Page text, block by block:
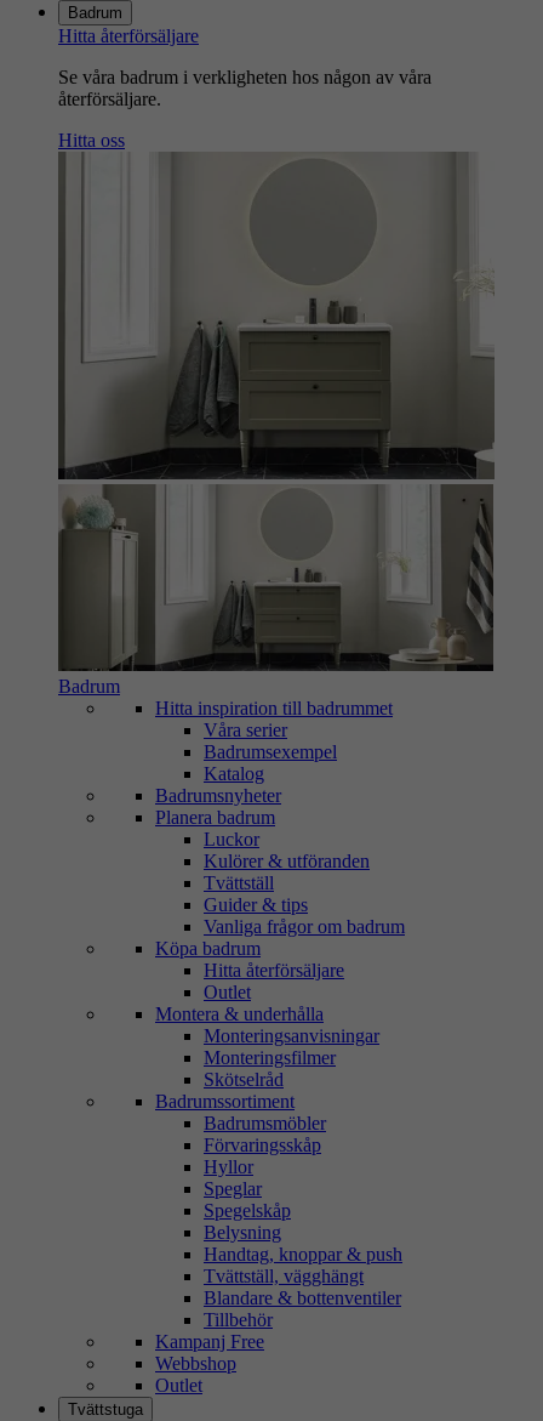
Badrum
Hitta återförsäljare
Se våra badrum i verkligheten hos någon av våra
återförsäljare.
Hitta oss
Badrum
Hitta inspiration till badrummet
Våra serier
Badrumsexempel
Katalog
Badrumsnyheter
Planera badrum
Luckor
Kulörer & utföranden
Tvättställ
Guider & tips
Vanliga frågor om badrum
Köpa badrum
Hitta återförsäljare
Outlet
Montera & underhålla
Monteringsanvisningar
Monteringsfilmer
Skötselråd
Badrumssortiment
Badrumsmöbler
Förvaringsskåp
Hyllor
Speglar
Spegelskåp
Belysning
Handtag, knoppar & push
Tvättställ, vägghängt
Blandare & bottenventiler
Tillbehör
Kampanj Free
Webbshop
Outlet
Tvättstuga